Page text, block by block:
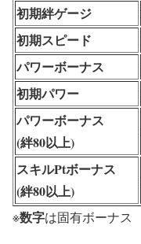
初期絆ゲージ
初期スピード
パワーボーナス
初期パワー
パワーボーナス
(絆80以上)
スキルPtボーナス
(絆80以上)
※数字は固有ボーナス